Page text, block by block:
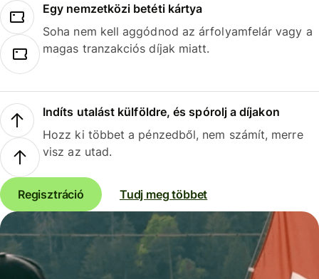
Egy nemzetközi betéti kártya
Soha nem kell aggódnod az árfolyamfelár vagy a
magas tranzakciós díjak miatt.
Indíts utalást külföldre, és spórolj a díjakon
Hozz ki többet a pénzedből, nem számít, merre
visz az utad.
Regisztráció Tudj meg többet